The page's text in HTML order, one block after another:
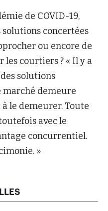
de COVID-19,
solutions concertées
ou encore de
courtiers ? « Il y a
solutions
marché demeure
le demeurer. Toute
avec le
concurrentiel.
»